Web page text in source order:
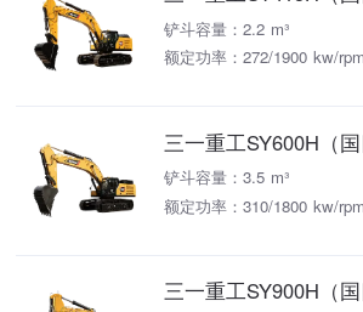
铲斗容量：2.2 m³
额定功率：272/1900 kw/rpm
三一重工SY600H（
铲斗容量：3.5 m³
额定功率：310/1800 kw/rpm
三一重工SY900H（